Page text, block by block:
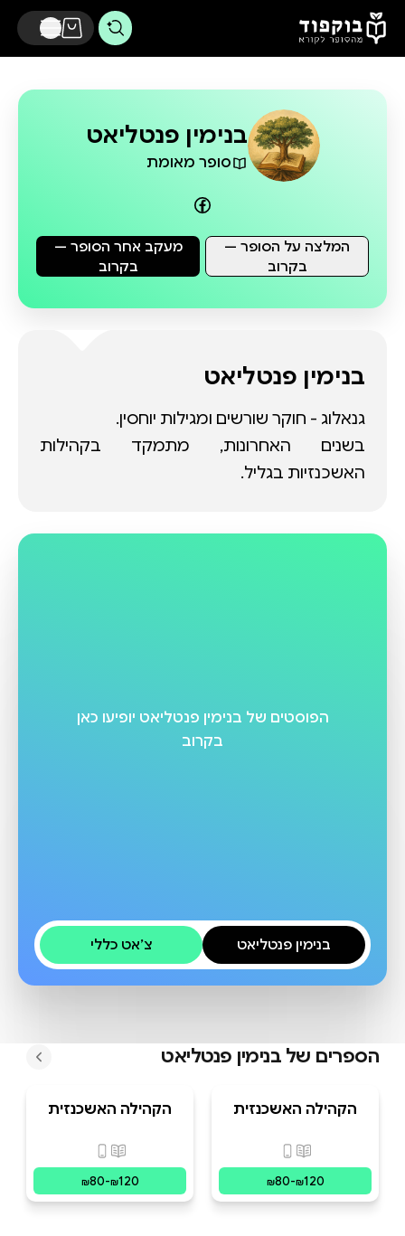
דלג לתוכן הראשי
בנימין פנטליאט
סופר מאומת
מעקב אחר הסופר —
בקרוב
המלצה על הסופר —
בקרוב
בנימין פנטליאט
בשנים האחרונות, מתמקד בקהילות
האשכנזיות בגליל.
הפוסטים של בנימין פנטליאט יופיעו כאן
בקרוב
בנימין פנטליאט צ׳אט כללי
הספרים של בנימין פנטליאט
הקהילה האשכנזית
פורמטים זמינים
מודפס, דיגיטלי
₪80-₪120
הקהילה האשכנזית
שלישית
פורמטים זמינים
₪80-₪120